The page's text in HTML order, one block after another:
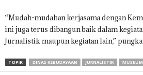
“Mudah-mudahan kerjasama dengan
ini juga terus dibangun baik dalam
Jurnalistik maupun kegiatan lain,”
TOPIK DINAS KEBUDAYAAN JURNALISTIK MUSEUM